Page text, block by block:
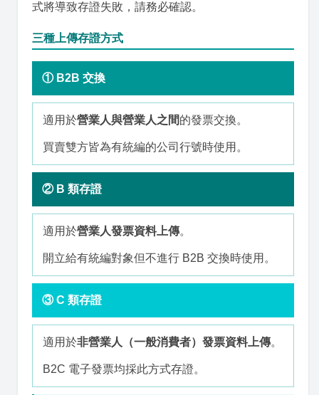
式將導致存證失敗，請務必確認。
三種上傳存證方式
① B2B 交換
適用於營業人與營業人之間的發票交換。
買賣雙方皆為有統編的公司行號時使用。
② B 類存證
適用於營業人發票資料上傳。
開立給有統編對象但不進行 B2B 交換時使用。
③ C 類存證
適用於非營業人（一般消費者）發票資料上傳。
B2C 電子發票均採此方式存證。